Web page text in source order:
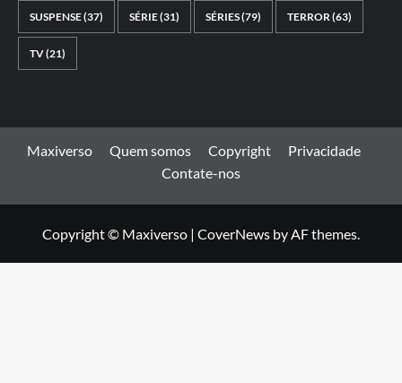
SUSPENSE(37) SÉRIE(31) SÉRIES(79) TERROR(63)
TV(21)
Maxiverso Quem somos Copyright
Privacidade
Contate-nos
Copyright © Maxiverso | CoverNews by AF themes.